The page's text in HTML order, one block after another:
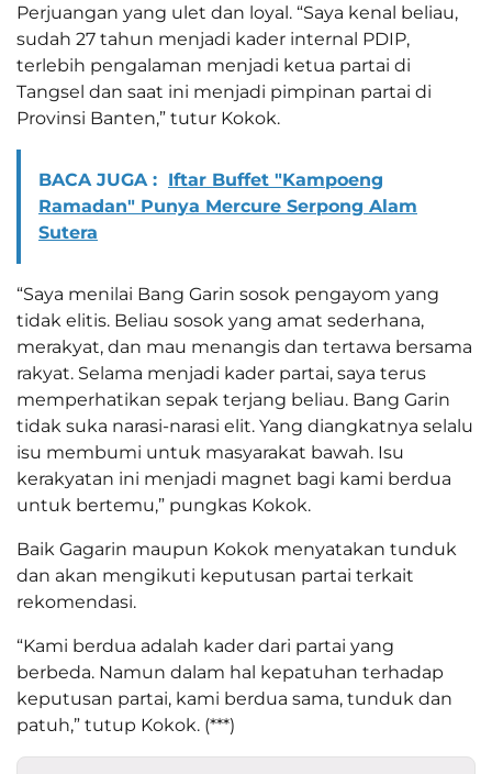
Perjuangan yang ulet dan loyal. “Saya kenal beliau,
sudah 27 tahun menjadi kader internal PDIP,
terlebih pengalaman menjadi ketua partai di
Tangsel dan saat ini menjadi pimpinan partai di
Provinsi Banten,” tutur Kokok.
BACA JUGA : Iftar Buffet "Kampoeng
Ramadan" Punya Mercure Serpong Alam
Sutera
“Saya menilai Bang Garin sosok pengayom yang
tidak elitis. Beliau sosok yang amat sederhana,
merakyat, dan mau menangis dan tertawa bersama
rakyat. Selama menjadi kader partai, saya terus
memperhatikan sepak terjang beliau. Bang Garin
tidak suka narasi-narasi elit. Yang diangkatnya selalu
isu membumi untuk masyarakat bawah. Isu
kerakyatan ini menjadi magnet bagi kami berdua
untuk bertemu,” pungkas Kokok.
Baik Gagarin maupun Kokok menyatakan tunduk
dan akan mengikuti keputusan partai terkait
rekomendasi.
“Kami berdua adalah kader dari partai yang
berbeda. Namun dalam hal kepatuhan terhadap
keputusan partai, kami berdua sama, tunduk dan
patuh,” tutup Kokok. (***)